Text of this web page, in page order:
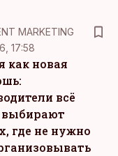
MARKETING
17:58
как новая
всё
где не нужно